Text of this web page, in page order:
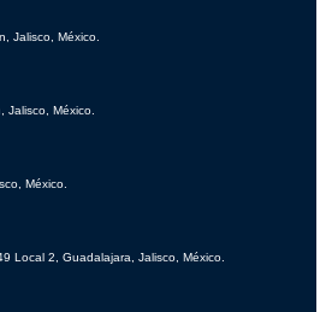
Jalisco, México.
Jalisco, México.
México.
Local 2, Guadalajara, Jalisco, México.